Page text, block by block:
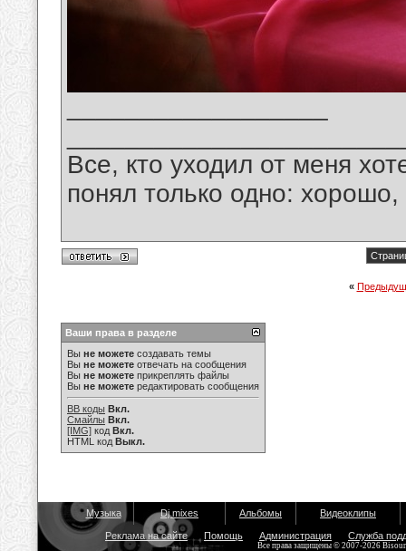
Все, кто уходил от меня
понял только одно:
«
Ваши права в разделе
Вы не можете создавать темы
Вы не можете отвечать на сообщения
Вы не можете прикреплять файлы
Вы не можете редактировать сообщения
BB коды Вкл.
Смайлы Вкл.
[IMG] код Вкл.
HTML код Выкл.
Музыка Dj mixes Альбомы Видеоклипы
Реклама на сайте Помощь Администрация Служба
Все права защищены © 2007-2026